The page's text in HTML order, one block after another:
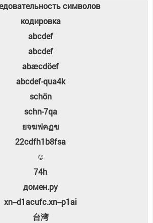
символов
кодировка
abcdef
abcdef
abæcdöef
abcdef-qua4k
schön
schn-7qa
ยจฆฟคฏข
22cdfh1b8fsa
☺
74h
домен.ру
xn--d1acufc.xn--p1ai
台湾